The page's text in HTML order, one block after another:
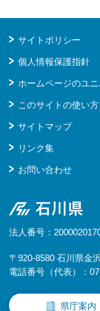
サイトポリシー
個人情報保護指針
ホームページのユ
このサイトの使い方
サイトマップ
リンク集
お問い合わせ
石川県
法人番号：
〒920-8580 石川県金
電話番号（代表）：
県庁案内